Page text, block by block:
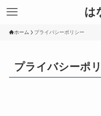
は
ホーム プライバシーポリシー
プライバシーポ